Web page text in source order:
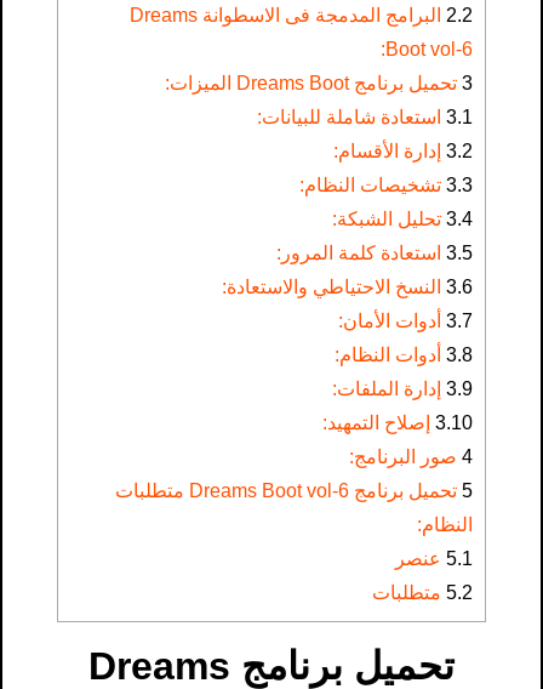
2.2
البرامج المدمجة فى الاسطوانة Dreams
Boot vol-6:
3 تحميل برنامج Dreams Boot الميزات:
3.1 استعادة شاملة للبيانات:
3.2 إدارة الأقسام:
3.3 تشخيصات النظام:
3.4 تحليل الشبكة:
3.5 استعادة كلمة المرور:
3.6 النسخ الاحتياطي والاستعادة:
3.7 أدوات الأمان:
3.8 أدوات النظام:
3.9 إدارة الملفات:
3.10 إصلاح التمهيد:
4 صور البرنامج:
5
تحميل برنامج Dreams Boot vol-6 متطلبات
النظام:
5.1 عنصر
5.2 متطلبات
تحميل برنامج Dreams